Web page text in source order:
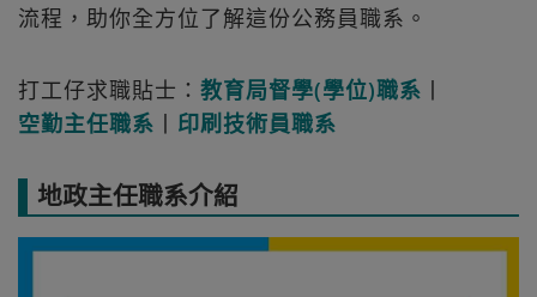
流程，助你全方位了解這份公務員職系。
打工仔求職貼士： 教育局督學(學位)職系 丨
空勤主任職系 丨 印刷技術員職系
地政主任職系介紹